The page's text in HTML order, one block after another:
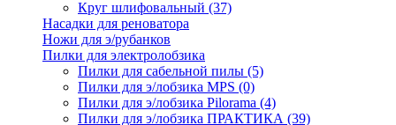
Круг шлифовальный (37)
Насадки для реноватора
Ножи для э/рубанков
Пилки для электролобзика
Пилки для сабельной пилы (5)
Пилки для э/лобзика MPS (0)
Пилки для э/лобзика Pilorama (4)
Пилки для э/лобзика ПРАКТИКА (39)